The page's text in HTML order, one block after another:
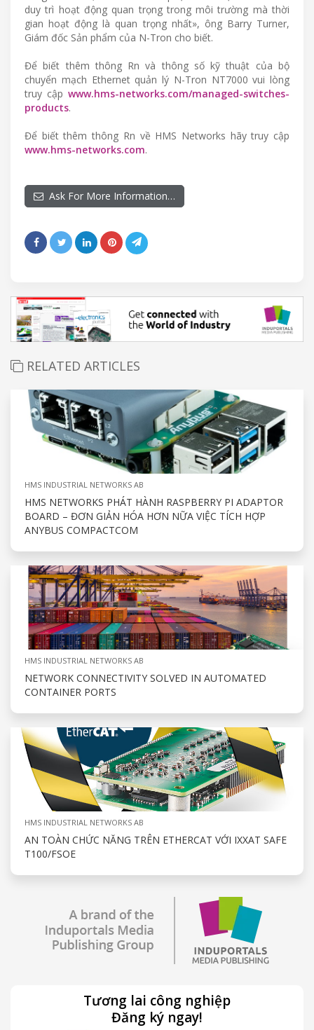
duy trì hoạt động quan trọng trong môi trường mà thời
gian hoạt động là quan trọng nhất», ông Barry Turner,
Giám đốc Sản phẩm của N-Tron cho biết.
Để biết thêm thông Rn và thông số kỹ thuật của bộ
chuyển mạch Ethernet quản lý N-Tron NT7000 vui lòng
truy cập www.hms-networks.com/managed-switches-
products.
Để biết thêm thông Rn về HMS Networks hãy truy cập
www.hms-networks.com.
Ask For More Information…
RELATED ARTICLES
HMS INDUSTRIAL NETWORKS AB
HMS NETWORKS PHÁT HÀNH RASPBERRY PI ADAPTOR
BOARD – ĐƠN GIẢN HÓA HƠN NỮA VIỆC TÍCH HỢP
ANYBUS COMPACTCOM
HMS INDUSTRIAL NETWORKS AB
NETWORK CONNECTIVITY SOLVED IN AUTOMATED
CONTAINER PORTS
HMS INDUSTRIAL NETWORKS AB
AN TOÀN CHỨC NĂNG TRÊN ETHERCAT VỚI IXXAT SAFE
T100/FSOE
Tương lai công nghiệp
Đăng ký ngay!